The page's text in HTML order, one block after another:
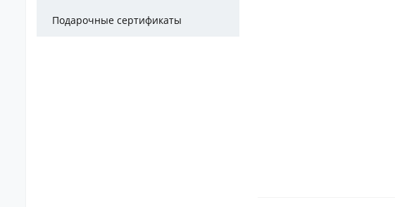
Подарочные сертификаты